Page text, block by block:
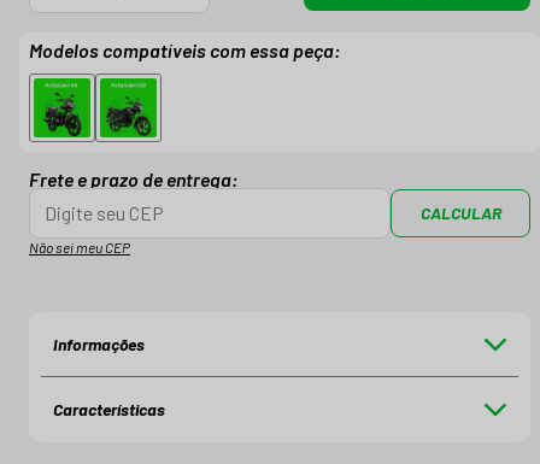
Modelos compatíveis com essa peça:
Frete e prazo de entrega:
CALCULAR
Não sei meu CEP
Informações
Características